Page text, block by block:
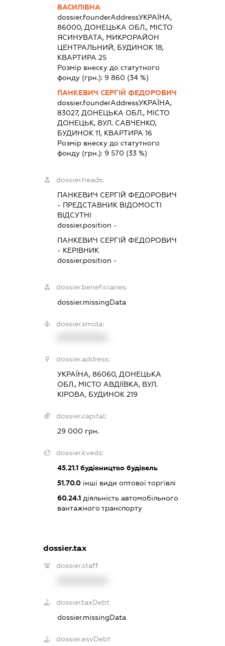
ВАСИЛІВНА
dossier.founderAddressУКРАЇНА,
86000, ДОНЕЦЬКА ОБЛ., МІСТО
ЯСИНУВАТА, МИКРОРАЙОН
ЦЕНТРАЛЬНИЙ, БУДИНОК 18,
КВАРТИРА 25
Розмір внеску до статутного
фонду (грн.): 9 860 (34 %)
ПАНКЕВИЧ СЕРГІЙ ФЕДОРОВИЧ
dossier.founderAddressУКРАЇНА,
83027, ДОНЕЦЬКА ОБЛ., МІСТО
ДОНЕЦЬК, ВУЛ. САВЧЕНКО,
БУДИНОК 11, КВАРТИРА 16
Розмір внеску до статутного
фонду (грн.): 9 570 (33 %)
dossier.heads:
ПАНКЕВИЧ СЕРГІЙ ФЕДОРОВИЧ
- ПРЕДСТАВНИКВІДОМОСТІ
ВІДСУТНІ
dossier.position -
ПАНКЕВИЧ СЕРГІЙ ФЕДОРОВИЧ
- КЕРІВНИК
dossier.position -
dossier.beneficiaries:
dossier.missingData
dossier.smida:
dossier.address:
УКРАЇНА, 86060, ДОНЕЦЬКА
ОБЛ., МІСТО АВДІЇВКА, ВУЛ.
КІРОВА, БУДИНОК 219
dossier.capital:
29 000 грн.
dossier.kveds:
45.21.1будівництво будівель
51.70.0інші види оптової торгівлі
60.24.1діяльність автомобільного
вантажного транспорту
dossier.tax
dossier.staff
dossier.taxDebt
dossier.missingData
dossier.esvDebt